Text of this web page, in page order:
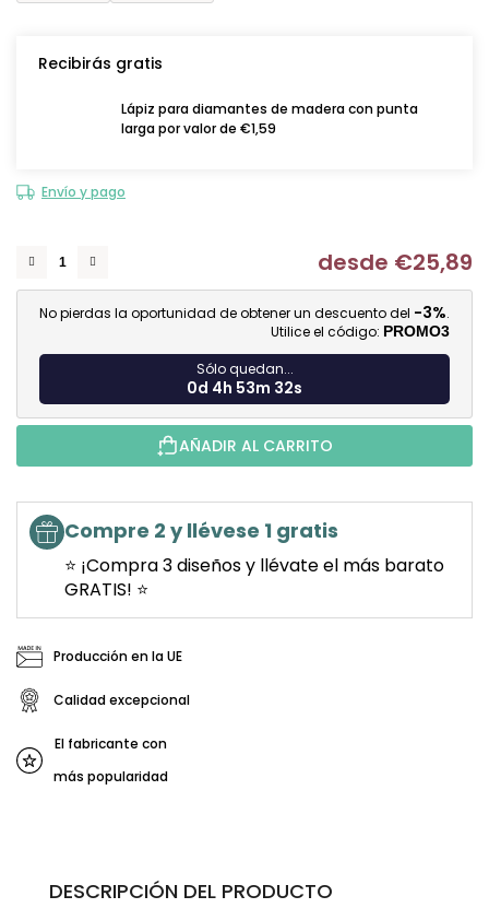
Recibirás gratis
Lápiz para diamantes de madera con punta
larga por valor de €1,59
Envío y pago
desde €25,89
No pierdas la oportunidad de obtener un descuento del -3%.
Utilice el código: PROMO3
Sólo quedan...
0d 4h 53m 31s
AÑADIR AL CARRITO
Compre 2 y llévese 1 gratis
⭐ ¡Compra 3 diseños y llévate el más barato
GRATIS! ⭐
Producción en la UE
Calidad excepcional
El fabricante con
más popularidad
DESCRIPCIÓN DEL PRODUCTO